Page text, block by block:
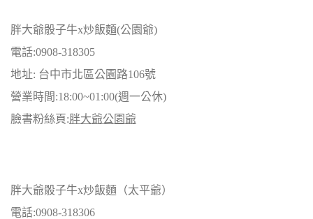
胖大爺骰子牛x炒飯麵(公園爺)
電話:0908-318305
地址: 台中市北區公園路106號
營業時間:18:00~01:00(週一公休)
臉書粉絲頁:胖大爺公園爺
胖大爺骰子牛x炒飯麵（太平爺）
電話:0908-318306